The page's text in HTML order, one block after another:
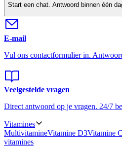
Start een chat. Antwoord binnen één
E-mail
Vul ons contactformulier in.
Veelgestelde vragen
Direct antwoord op je vragen. 24/7
Vitamines
MultivitamineVitamine D3Vitamine C
vitamines